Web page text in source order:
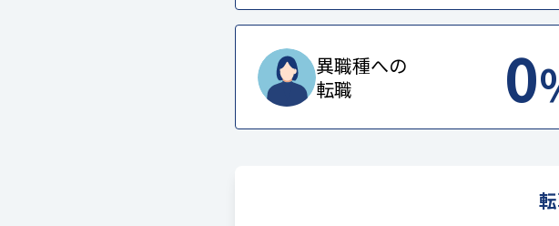
異職種への
転職
0